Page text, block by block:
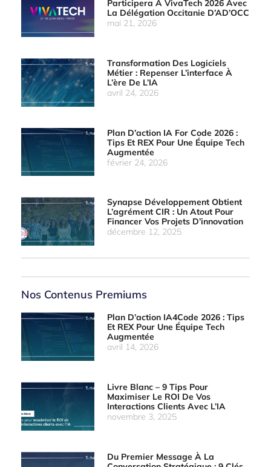
Participera À VivaTech 2026 Avec
La Délégation Occitanie D’AD’OCC
mai 21, 2026
Transformation Des Logiciels
Métier : Repenser L’interface À
L’ère De L’IA
avril 24, 2026
Plan D’action IA For Code 2026 :
Tips Et REX Pour Une Équipe Tech
Augmentée
février 24, 2026
Synapse Développement Obtient
L’agrément CIR : Un Atout Pour
Financer Vos Projets D’innovation
décembre 12, 2025
Nos Contenus Premiums
Plan D’action IA4Code 2026 : Tips
Et REX Pour Une Équipe Tech
Augmentée
avril 14, 2026
Livre Blanc – 9 Tips Pour
Maximiser Le ROI De Vos
Interactions Clients Avec L’IA
novembre 3, 2025
Du Premier Message À La